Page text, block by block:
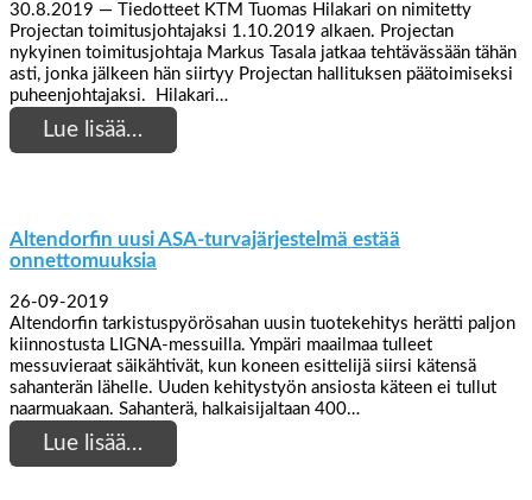
30.8.2019 — Tiedotteet KTM Tuomas Hilakari on nimitetty
Projectan toimitusjohtajaksi 1.10.2019 alkaen. Projectan
nykyinen toimitusjohtaja Markus Tasala jatkaa tehtävässään tähän
asti, jonka jälkeen hän siirtyy Projectan hallituksen päätoimiseksi
puheenjohtajaksi. Hilakari…
Lue lisää…
Altendorfin uusi ASA-turvajärjestelmä estää
onnettomuuksia
26-09-2019
Altendorfin tarkistuspyörösahan uusin tuotekehitys herätti paljon
kiinnostusta LIGNA-messuilla. Ympäri maailmaa tulleet
messuvieraat säikähtivät, kun koneen esittelijä siirsi kätensä
sahanterän lähelle. Uuden kehitystyön ansiosta käteen ei tullut
naarmuakaan. Sahanterä, halkaisijaltaan 400…
Lue lisää…